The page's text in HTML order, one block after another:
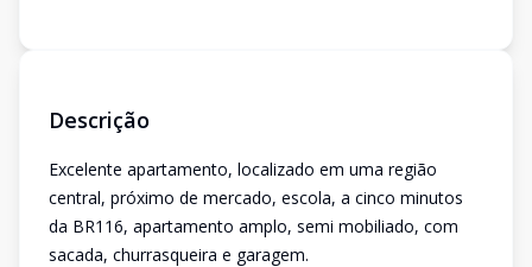
Descrição
Excelente apartamento, localizado em uma região
central, próximo de mercado, escola, a cinco minutos
da BR116, apartamento amplo, semi mobiliado, com
sacada, churrasqueira e garagem.